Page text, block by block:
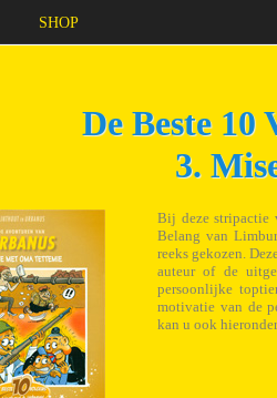
SHOP
De Beste
3.
Bij deze stripactie
Belang van
reeks gekozen.
auteur of de
persoonlijke
motivatie van de
kan u ook